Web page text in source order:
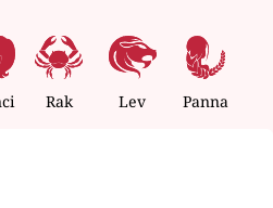
Rak Lev Panna